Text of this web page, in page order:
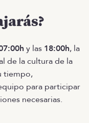
y las 18:00h, la
de la cultura de la
tiempo,
para participar
necesarias.